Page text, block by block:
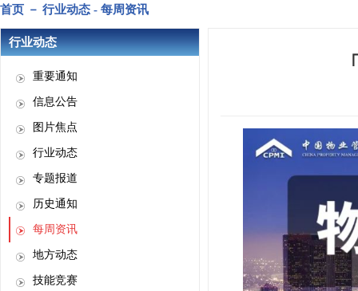
首页 － 行业动态 - 每周资讯
行业动态
重要通知
信息公告
图片焦点
行业动态
专题报道
历史通知
每周资讯
地方动态
技能竞赛